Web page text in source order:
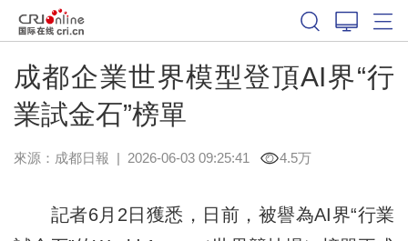
成都企業世界模型登頂AI界“行
業試金石”榜單
來源： 成都日報 | 2026-06-03 09:25:41 4.5万
記者6月2日獲悉，日前，被譽為AI界“行業